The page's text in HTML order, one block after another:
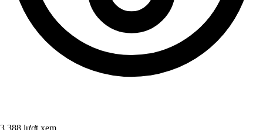
3,388 lượt xem